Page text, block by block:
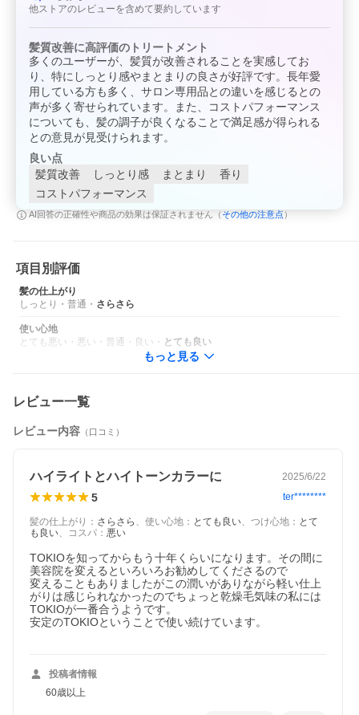
新・トキオインカラミ デビュー
TOKIO IE INKARAMI PREMIUM TREATMENT
●加水分解シルク・加水分解コラーゲン（補修剤）
●加水分解ダイズタンパク・加水分解ゴマタンパク（補修剤）
●フラーレン（保湿剤）
●スウィートフローラルの香り
優れたケア効果を発揮する配合成分と特許技術インカラミの相乗
効果による、最高レベルの補修力を持つシャンプー・トリートメ
独自の質感で、見違えるほどのツヤとまとまりの良い仕上がりに
感を高め、毛先までたっぷりと潤いを与えます。
◆ 商品名称：TOKIO IE INKARAMI PREMIUM TREATMENT（ト
◆ メーカー：IFING イフイング株式会社
◆ 製造国：日本製
◆ 区分：化粧品
◆ 内容量：700g（詰替え）
◆ JAN：4589860001410
◆ 成分：水、グリセリン、シクロペンタシロキサン 他
※ 本商品ラベルに記載の使用上の注意をよくお読みいただき、用
法容量を守って正しくご使用ください。
※ 写真撮影の照明や、画像処理の加減により実物の色味と若干異
◇ 配送方法について ◇
※ 本製品の配送方法につきましてはメール便を使用させて頂きま
他ストアのレビューを含めて要約しています
髪質改善に高評価のトリートメント
多くのユーザーが、髪質が改善されることを実感してお
り、特にしっとり感やまとまりの良さが好評です。長年愛
用している方も多く、サロン専用品との違いを感じるとの
声が多く寄せられています。また、コストパフォーマンス
についても、髪の調子が良くなることで満足感が得られる
との意見が見受けられます。
良い点
髪質改善
しっとり感 まとまり
香り
コストパフォーマンス
AI回答の正確性や商品の効果は保証されません（ その他の注意点 ）
項目別評価
髪の仕上がり
しっとり ・ 普通 ・ さらさら
使い心地
とても悪い ・ 悪い ・ 普通 ・ 良い ・ とても良い
もっと見る
レビュー一覧
レビュー内容 （口コミ）
ハイライトとハイトーンカラーに 2025/6/22
5 ter********
髪の仕上がり ： さらさら 、 使い心地 ： とても良い、 つけ心地 ： とて
も良い、 コスパ ： 悪い
TOKIOを知ってからもう十年くらいになります。その間に
美容院を変えるといろいろお勧めしてくださるので
変えることもありましたがこの潤いがありながら軽い仕上
がりは感じられなかったのでちょっと乾燥毛気味の私には
TOKIOが一番合うようです。
安定のTOKIOということで使い続けています。
投稿者情報
60歳以上